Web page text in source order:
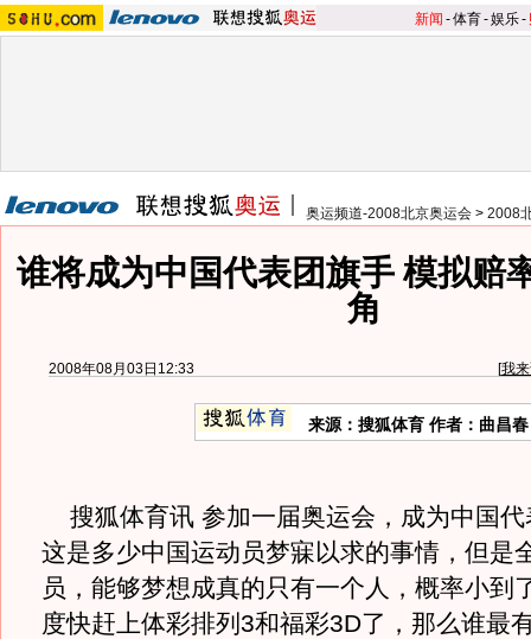
新闻 -体育-娱乐-
奥运频道-2008北京奥运会 > 2008
谁将成为中国代表团旗手 模拟赔
角
2008年08月03日12:33 [我
来源：搜狐体育 作者：曲昌春
搜狐体育讯 参加一届奥运会，成为中国代
这是多少中国运动员梦寐以求的事情，但是
员，能够梦想成真的只有一个人，概率小到
度快赶上体彩排列3和福彩3D了，那么谁最